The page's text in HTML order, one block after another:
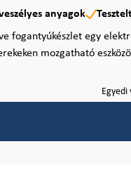
anyagok
fogantyúkészlet egy
mozgatható
Egyedi